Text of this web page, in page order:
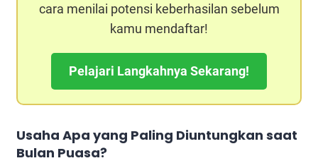
cara menilai potensi keberhasilan sebelum
kamu mendaftar!
Pelajari Langkahnya Sekarang!
Usaha Apa yang Paling Diuntungkan saat
Bulan Puasa?